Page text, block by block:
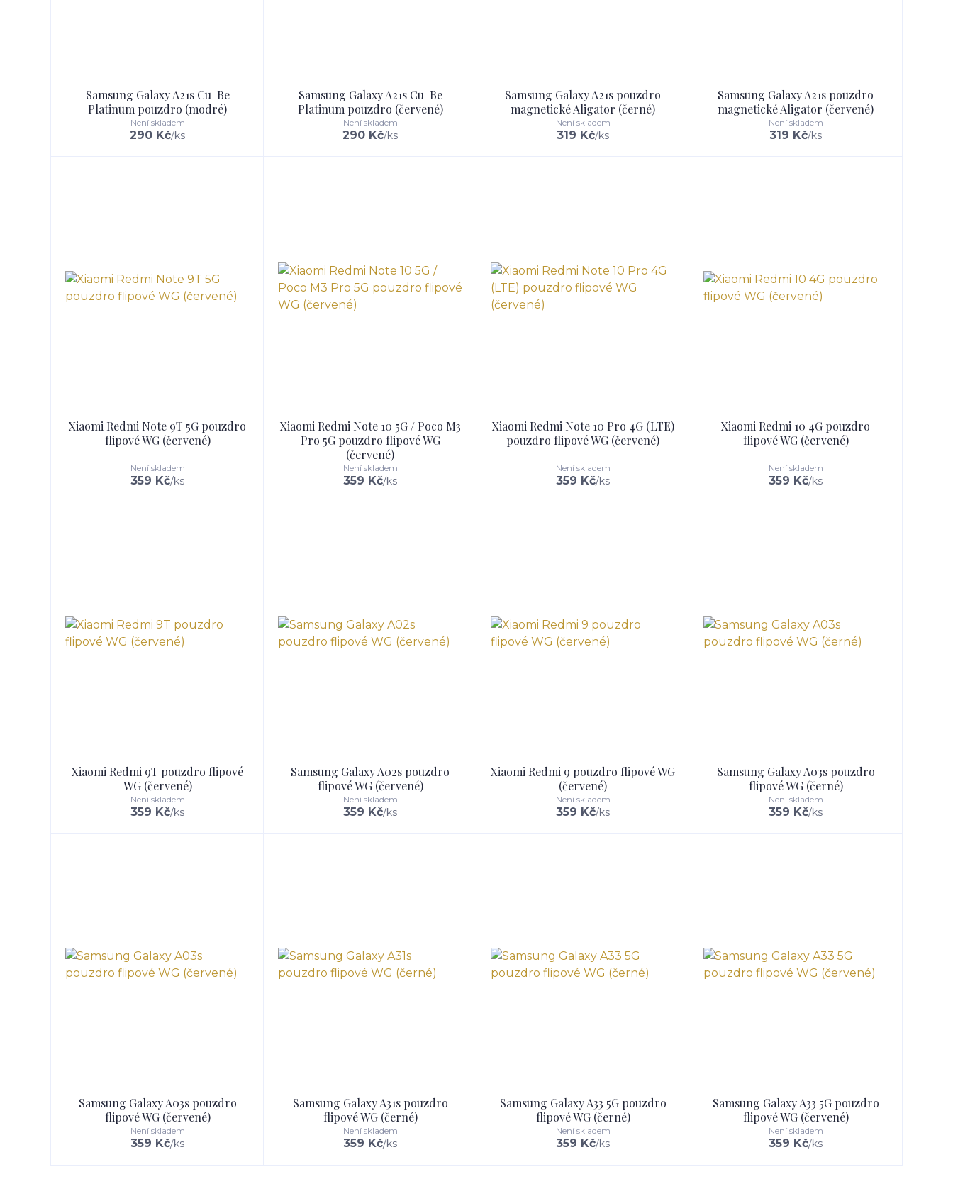
Samsung Galaxy A21s Cu-Be
Platinum pouzdro (modré)
290 Kč/ks
Není skladem
Samsung Galaxy A21s Cu-Be
Platinum pouzdro (červené)
290 Kč/ks
Není skladem
Samsung Galaxy A21s pouzdro
magnetické Aligator (černé)
319 Kč/ks
Není skladem
Samsung Galaxy A21s pouzdro
magnetické Aligator (červené)
319 Kč/ks
Není skladem
Xiaomi Redmi Note 9T 5G pouzdro
flipové WG (červené)
359 Kč/ks
Není skladem
Xiaomi Redmi Note 10 5G / Poco M3
Pro 5G pouzdro flipové WG
(červené)
359 Kč/ks
Není skladem
Xiaomi Redmi Note 10 Pro 4G (LTE)
pouzdro flipové WG (červené)
359 Kč/ks
Není skladem
Xiaomi Redmi 10 4G pouzdro
flipové WG (červené)
359 Kč/ks
Není skladem
Xiaomi Redmi 9T pouzdro flipové
WG (červené)
359 Kč/ks
Není skladem
Samsung Galaxy A02s pouzdro
flipové WG (červené)
359 Kč/ks
Není skladem
Xiaomi Redmi 9 pouzdro flipové WG
(červené)
359 Kč/ks
Není skladem
Samsung Galaxy A03s pouzdro
flipové WG (černé)
359 Kč/ks
Není skladem
Samsung Galaxy A03s pouzdro
flipové WG (červené)
359 Kč/ks
Není skladem
Samsung Galaxy A31s pouzdro
flipové WG (černé)
359 Kč/ks
Není skladem
Samsung Galaxy A33 5G pouzdro
flipové WG (černé)
359 Kč/ks
Není skladem
Samsung Galaxy A33 5G pouzdro
flipové WG (červené)
359 Kč/ks
Není skladem